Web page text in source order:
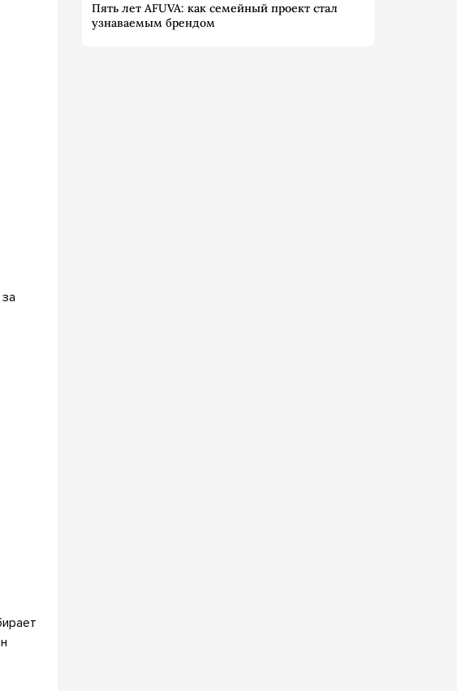
Пять лет AFUVA: как семейный проект стал
узнаваемым брендом